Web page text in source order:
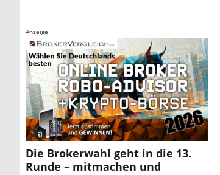
Anzeige
Die Brokerwahl geht in die 13.
Runde – mitmachen und